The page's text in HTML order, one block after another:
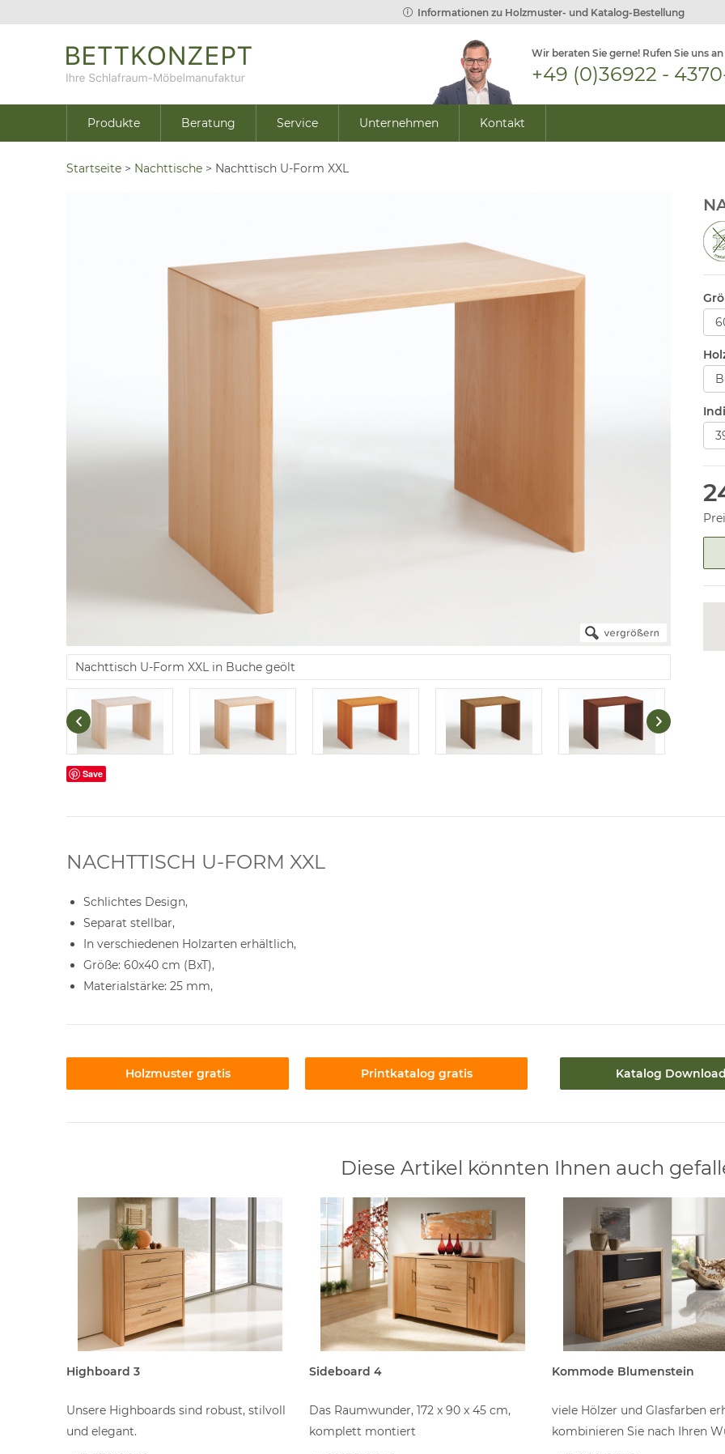
Informationen zu Holzmuster- und Katalog-Bestellung
Wir beraten Sie gerne! Rufen Sie uns an
+49 (0)36922 -
Produkte Beratung Service Unternehmen Kontakt
Startseite > Nachttische > Nachttisch U-Form XXL
Nachttisch U-Form XXL in Buche geölt
Save
NACHTTISCH U-FORM XXL
Schlichtes Design,
Separat stellbar,
In verschiedenen Holzarten erhältlich,
Größe: 60x40 cm (BxT),
Materialstärke: 25 mm,
Holzmuster gratis Printkatalog gratis Katalog Download
Diese Artikel könnten Ihnen auch
Highboard 3
Unsere Highboards sind robust, stilvoll
und elegant.
Sideboard 4
Das Raumwunder, 172 x 90 x 45 cm,
komplett montiert
Kommode Blumenstein
viele Hölzer und Glasfarben
kombinieren Sie nach Ihren